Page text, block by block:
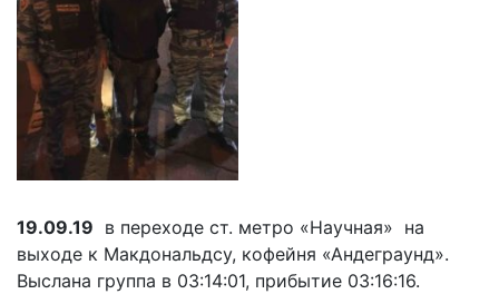
19.09.19 в переходе ст. метро «Научная» на
выходе к Макдональдсу, кофейня «Андеграунд».
Выслана группа в 03:14:01, прибытие 03:16:16.